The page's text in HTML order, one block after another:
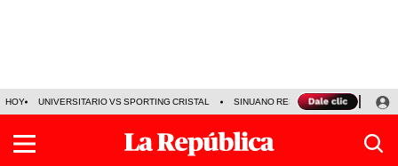
HOY UNIVERSITARIO VS SPORTING CRISTAL SINUANO RESULTADOS HOY